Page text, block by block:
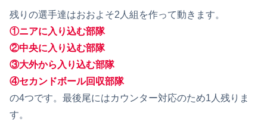
残りの選手達はおおよそ2人組を作って動きます。
①ニアに入り込む部隊
②中央に入り込む部隊
③大外から入り込む部隊
④セカンドボール回収部隊
の4つです。最後尾にはカウンター対応のため1人残りま
す。